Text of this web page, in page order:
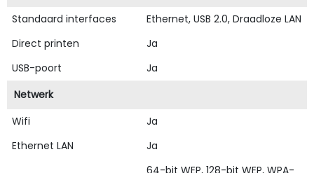
Standaard interfaces
Ethernet, USB 2.0, Draadloze LAN
Direct printen
Ja
USB-poort
Ja
Netwerk
Wifi
Ja
Ethernet LAN
Ja
64-bit WEP, 128-bit WEP, WPA-